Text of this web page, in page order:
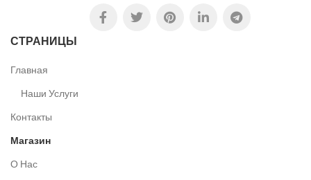
СТРАНИЦЫ
Главная
Наши Услуги
Контакты
Магазин
О Нас